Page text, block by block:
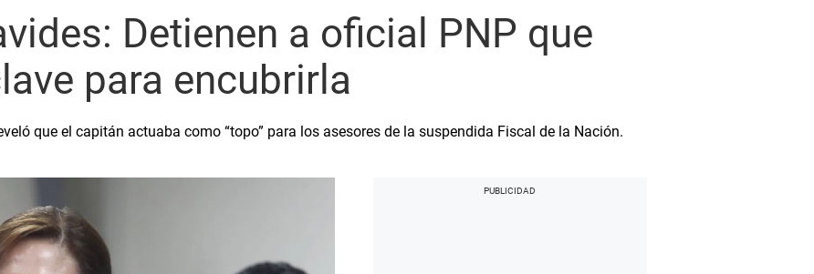
Detienen a oficial PNP que
para encubrirla
que el capitán actuaba como “topo” para los asesores de la suspendida Fiscal de la Nación.